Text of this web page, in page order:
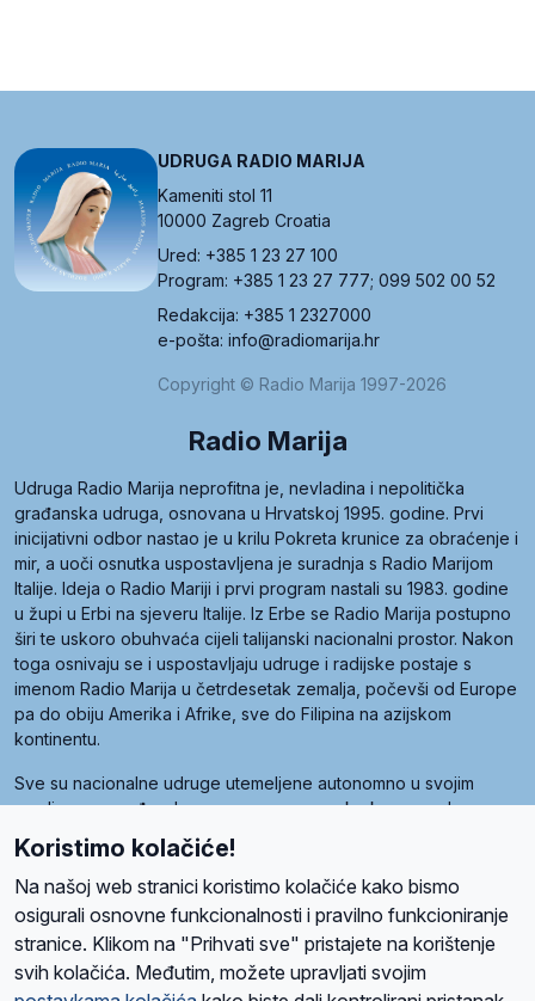
UDRUGA RADIO MARIJA
Kameniti stol 11
10000 Zagreb Croatia
Ured: +385 1 23 27 100
Program: +385 1 23 27 777; 099 502 00 52
Redakcija: +385 1 2327000
e-pošta: info@radiomarija.hr
Copyright © Radio Marija 1997-2026
Radio Marija
Udruga Radio Marija neprofitna je, nevladina i nepolitička
građanska udruga, osnovana u Hrvatskoj 1995. godine. Prvi
inicijativni odbor nastao je u krilu Pokreta krunice za obraćenje i
mir, a uoči osnutka uspostavljena je suradnja s Radio Marijom
Italije. Ideja o Radio Mariji i prvi program nastali su 1983. godine
u župi u Erbi na sjeveru Italije. Iz Erbe se Radio Marija postupno
širi te uskoro obuhvaća cijeli talijanski nacionalni prostor. Nakon
toga osnivaju se i uspostavljaju udruge i radijske postaje s
imenom Radio Marija u četrdesetak zemalja, počevši od Europe
pa do obiju Amerika i Afrike, sve do Filipina na azijskom
kontinentu.
Sve su nacionalne udruge utemeljene autonomno u svojim
zemljama, a međusobna su povezane preko krovne udruge
pod nazivom Svjetska obitelj Radio Marije (World Family of
Radio Maria). Svjetsku obitelj utemeljilo je sedam članica, među
kojima je i hrvatska Udruga Radio Marija.
O namaRadio ProgramVolonteriPrijateljiKontaktPravila privatnosti
Koristimo kolačiće!
Na našoj web stranici koristimo kolačiće kako bismo
osigurali osnovne funkcionalnosti i pravilno funkcioniranje
stranice. Klikom na "Prihvati sve" pristajete na korištenje
svih kolačića. Međutim, možete upravljati svojim